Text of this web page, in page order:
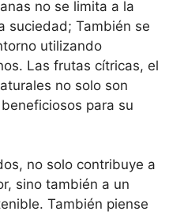
no se limita a la
suciedad; También se
utilizando
Las frutas cítricas, el
no solo son
para su
no solo contribuye a
sino también a un
También piense